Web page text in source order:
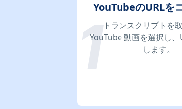
YouTubeのURLを
トランスクリプトを
YouTube 動画を選択し、
します。